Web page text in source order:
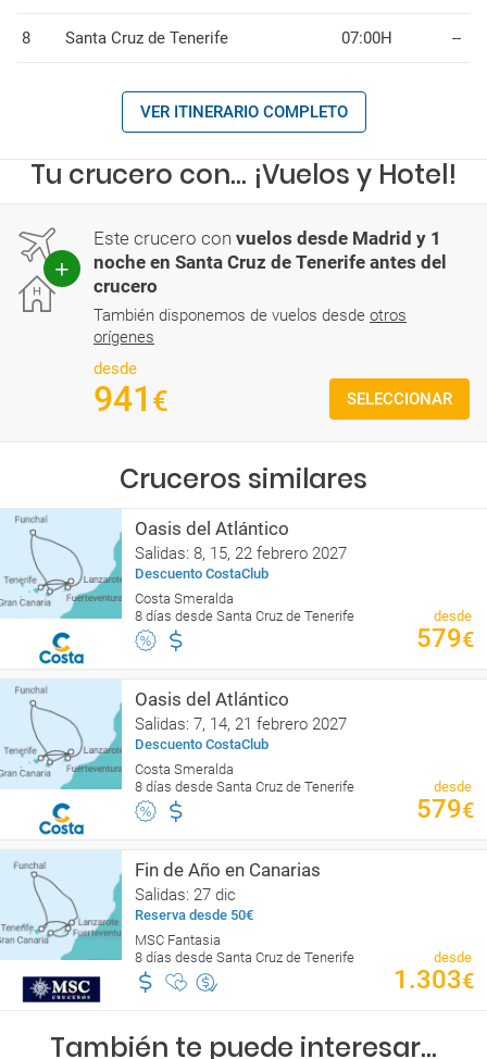
8 Santa Cruz de Tenerife 07:00H --
VER ITINERARIO COMPLETO
Tu crucero con... ¡Vuelos y Hotel!
Este crucero con vuelos desde Madrid y 1
noche en Santa Cruz de Tenerife antes del
crucero
También disponemos de vuelos desde otros
orígenes
desde
941 € SELECCIONAR
Cruceros similares
Oasis del Atlántico
Salidas: 8, 15, 22 febrero 2027
Descuento CostaClub
Costa Smeralda
8 días desde Santa Cruz de Tenerife
desde
579€
Oasis del Atlántico
Salidas: 7, 14, 21 febrero 2027
Descuento CostaClub
Costa Smeralda
8 días desde Santa Cruz de Tenerife
desde
579€
Fin de Año en Canarias
Salidas: 27 dic
Reserva desde 50€
MSC Fantasia
8 días desde Santa Cruz de Tenerife
desde
1.303€
También te puede interesar...